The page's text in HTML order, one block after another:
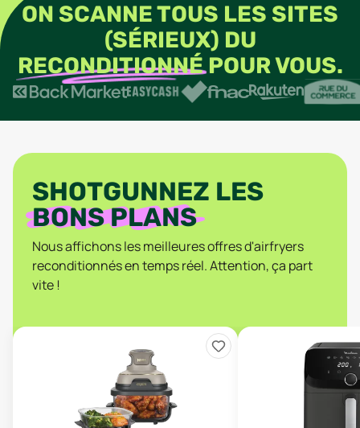
ON SCANNE TOUS LES SITES
(SÉRIEUX) DU
RECONDITIONNÉPOUR VOUS.
SHOTGUNNEZ LES
BONS PLANS
Nous affichons les meilleures offres d'airfryers
reconditionnés en temps réel. Attention, ça part
vite !